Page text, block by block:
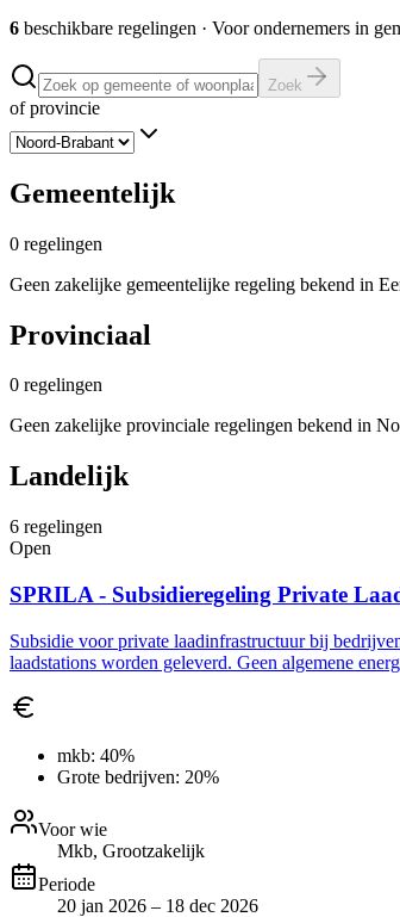
6 beschikbare regelingen · Voor ondernemers in
Zoek
of provincie
Gemeentelijk
0 regelingen
Geen zakelijke gemeentelijke regeling bekend in
Provinciaal
0 regelingen
Geen zakelijke provinciale regelingen bekend in
Landelijk
6 regelingen
Open
SPRILA - Subsidieregeling Private
Subsidie voor private laadinfrastructuur bij
laadstations worden geleverd. Geen algemene
mkb: 40%
Grote bedrijven: 20%
Voor wie
Mkb, Grootzakelijk
Periode
20 jan 2026 – 18 dec 2026